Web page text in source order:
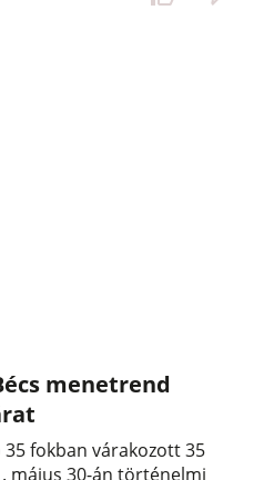
menetrend
fokban várakozott 35
május 30-án történelmi